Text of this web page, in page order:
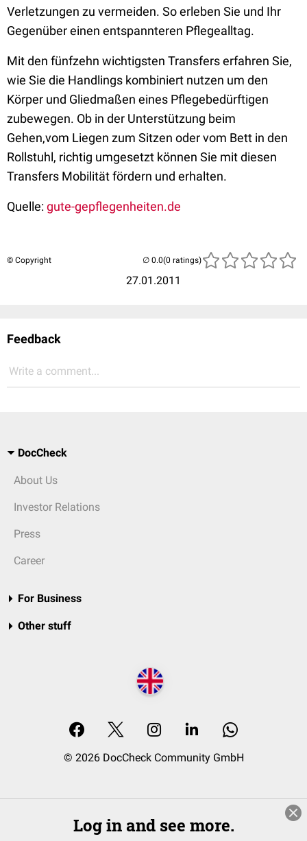
Verletzungen zu vermeiden. So erleben Sie und Ihr
Gegenüber einen entspannteren Pflegealltag.
Mit den fünfzehn wichtigsten Transfers erfahren Sie,
wie Sie die Handlings kombiniert nutzen um den
Körper und Gliedmaßen eines Pflegebedürftigen
zubewegen. Ob in der Unterstützung beim
Gehen,vom Liegen zum Sitzen oder vom Bett in den
Rollstuhl, richtig umgesetzt können Sie mit diesen
Transfers Mobilität fördern und erhalten.
Quelle:gute-gepflegenheiten.de
© Copyright
27.01.2011
(0 ratings)
Feedback
Write a comment...
DocCheck
About Us
Investor Relations
Press
Career
For Business
Other stuff
© 2026 DocCheck Community GmbH
Log in and see more.